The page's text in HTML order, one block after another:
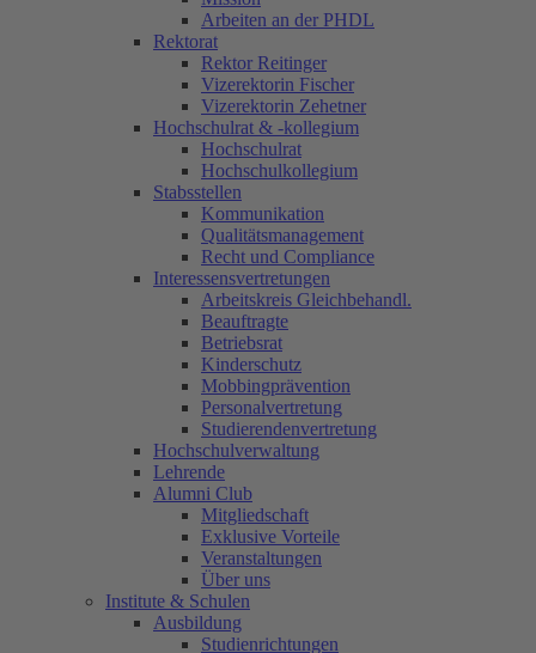
Arbeiten an der PHDL
Rektorat
Rektor Reitinger
Vizerektorin Fischer
Vizerektorin Zehetner
Hochschulrat & -kollegium
Hochschulrat
Hochschulkollegium
Stabsstellen
Kommunikation
Qualitätsmanagement
Recht und Compliance
Interessensvertretungen
Arbeitskreis Gleichbehandl.
Beauftragte
Betriebsrat
Kinderschutz
Mobbingprävention
Personalvertretung
Studierendenvertretung
Hochschulverwaltung
Lehrende
Alumni Club
Mitgliedschaft
Exklusive Vorteile
Veranstaltungen
Über uns
Institute & Schulen
Ausbildung
Studienrichtungen